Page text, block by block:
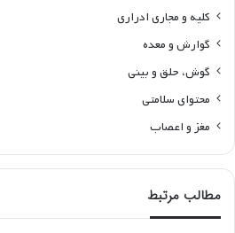
کلیه و مجاری ادراری
گوارش و معده
گوش، حلق و بینی
محتوای سلامتی
مغز و اعصاب
مطالب مرتبط